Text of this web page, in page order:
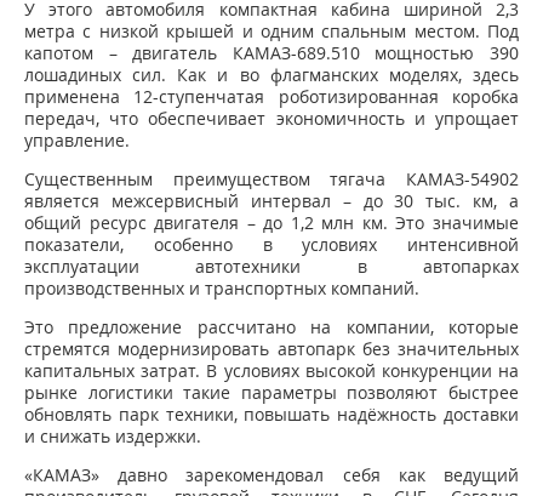
У этого автомобиля компактная кабина шириной 2,3
метра с низкой крышей и одним спальным местом. Под
капотом – двигатель КАМАЗ-689.510 мощностью 390
лошадиных сил. Как и во флагманских моделях, здесь
применена 12-ступенчатая роботизированная коробка
передач, что обеспечивает экономичность и упрощает
управление.
Существенным преимуществом тягача КАМАЗ-54902
является межсервисный интервал – до 30 тыс. км, а
общий ресурс двигателя – до 1,2 млн км. Это значимые
показатели, особенно в условиях интенсивной
эксплуатации автотехники в автопарках
производственных и транспортных компаний.
Это предложение рассчитано на компании, которые
стремятся модернизировать автопарк без значительных
капитальных затрат. В условиях высокой конкуренции на
рынке логистики такие параметры позволяют быстрее
обновлять парк техники, повышать надёжность доставки
и снижать издержки.
«КАМАЗ» давно зарекомендовал себя как ведущий